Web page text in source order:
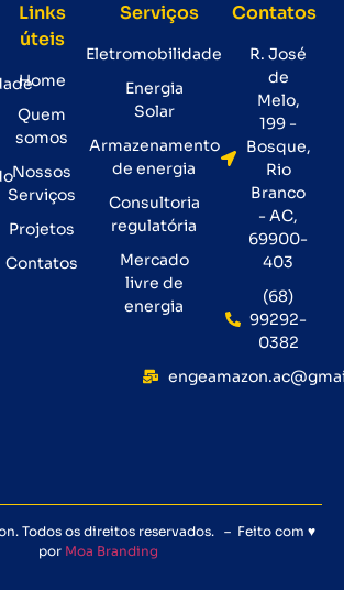
Links
úteis
Home
Quem
somos
Nossos
Serviços
Projetos
Contatos
Serviços
Eletromobilidade
Energia
Solar
Armazenamento
de energia
Consultoria
regulatória
Mercado
livre de
energia
Contatos
R. José
de
Melo,
199 -
Bosque,
Rio
Branco
- AC,
69900-
403
(68)
99292-
0382
Todos os direitos reservados. – Feito com ♥
por Moa Branding